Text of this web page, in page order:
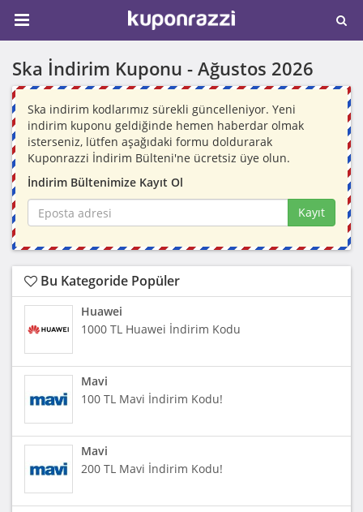
Ska İndirim Kuponu - Ağustos 2026
Ska indirim kodlarımız sürekli güncelleniyor. Yeni
indirim kuponu geldiğinde hemen haberdar olmak
isterseniz, lütfen aşağıdaki formu doldurarak
Kuponrazzi İndirim Bülteni'ne ücretsiz üye olun.
İndirim Bültenimize Kayıt Ol
Kayıt
Bu Kategoride Popüler
Huawei
1000 TL Huawei İndirim Kodu
Mavi
100 TL Mavi İndirim Kodu!
Mavi
200 TL Mavi İndirim Kodu!